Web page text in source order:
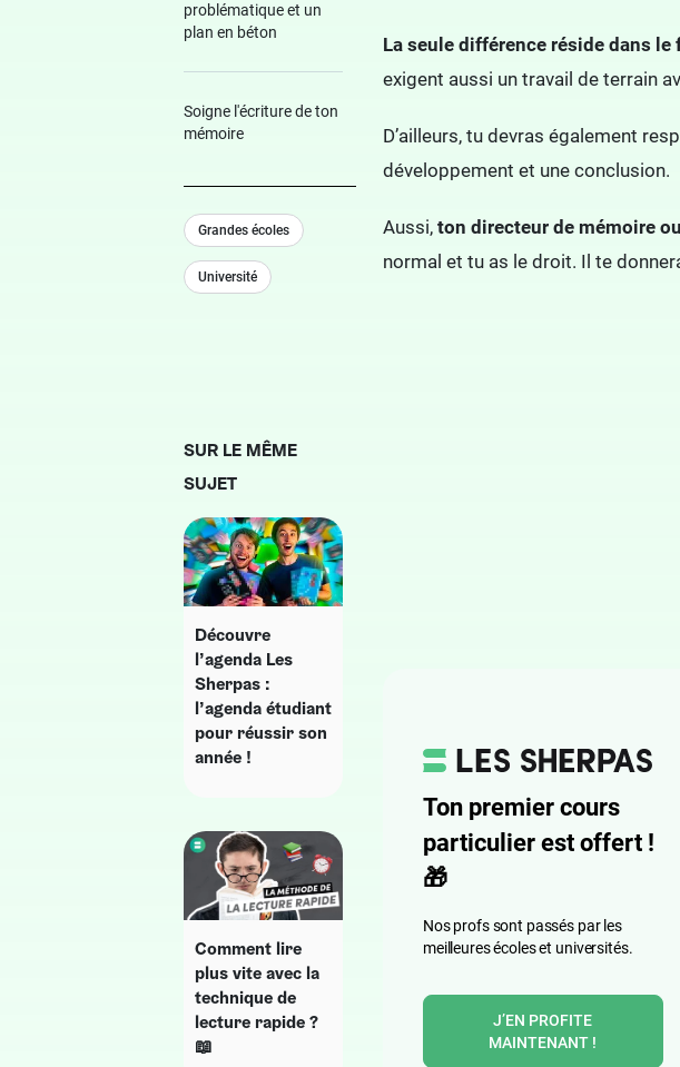
La seule différence réside dans
exigent aussi un travail de terrain
D’ailleurs, tu devras également
développement et une conclusion.
Aussi, ton directeur de mémoire
normal et tu as le droit. Il te
Ton premier cours
particulier est offert !
🎁
Nos profs sont passés par les
meilleures écoles et universités.
J’EN PROFITE
MAINTENANT !
problématique et un
plan en béton
Soigne l'écriture de ton
mémoire
Grandes écoles
Université
SUR LE MÊME
SUJET
Découvre
l’agenda Les
Sherpas :
l’agenda étudiant
pour réussir son
année !
Comment lire
plus vite avec la
technique de
lecture rapide ?
📖